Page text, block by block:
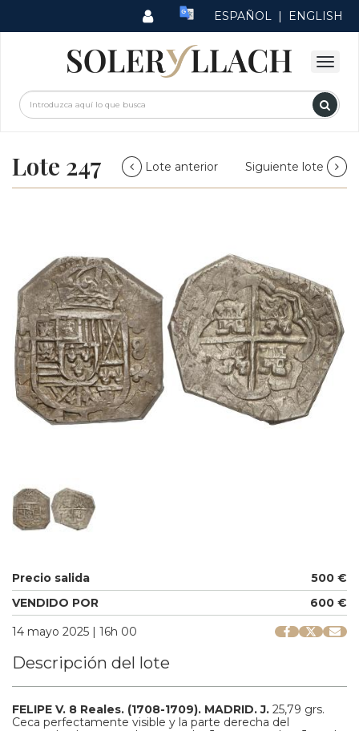
ESPAÑOL | ENGLISH
Lote 247 Lote anterior Siguiente lote
Precio salida
500 €
VENDIDO POR
600 €
14 mayo 2025 | 16h 00
Descripción del lote
FELIPE V. 8 Reales. (1708-1709). MADRID.J. 25,79 grs.
Ceca perfectamente visible y la parte derecha del